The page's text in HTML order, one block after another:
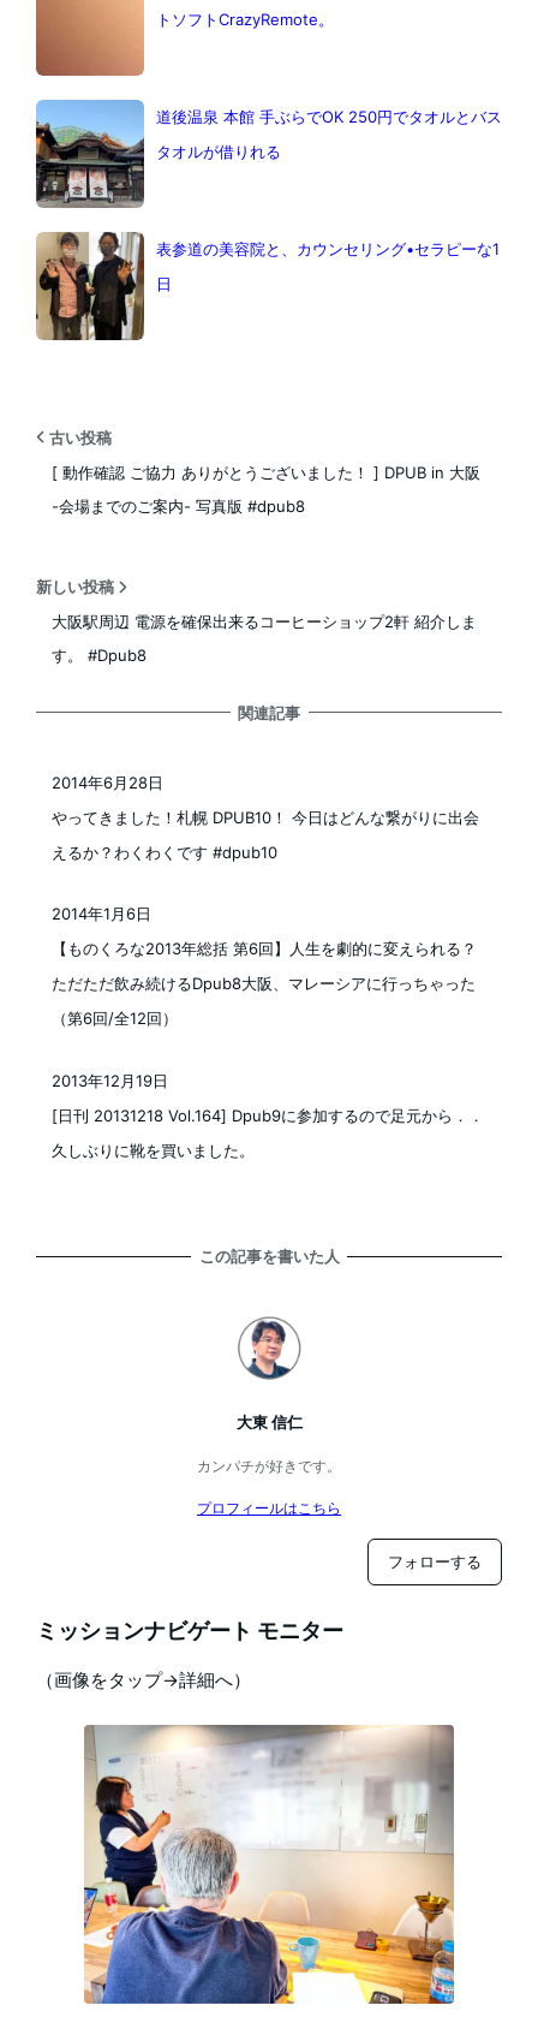
トソフトCrazyRemote。
道後温泉 本館 手ぶらでOK 250円でタオルとバス
タオルが借りれる
表参道の美容院と、カウンセリング•セラピーな1
日
古い投稿
[ 動作確認 ご協力 ありがとうございました！ ] DPUB in 大阪
-会場までのご案内- 写真版 #dpub8
新しい投稿
大阪駅周辺 電源を確保出来るコーヒーショップ2軒 紹介しま
す。 #Dpub8
関連記事
やってきました！札幌 DPUB10！ 今日はどんな繋がりに出会
えるか？わくわくです #dpub10
2014年6月28日
【ものくろな2013年総括 第6回】人生を劇的に変えられる？
ただただ飲み続けるDpub8大阪、マレーシアに行っちゃった
（第6回/全12回）
2014年1月6日
[日刊 20131218 Vol.164] Dpub9に参加するので足元から．．
久しぶりに靴を買いました。
2013年12月19日
この記事を書いた人
大東 信仁
カンパチが好きです。
プロフィールはこちら
フォローする
ミッションナビゲート モニター
（画像をタップ→詳細へ）